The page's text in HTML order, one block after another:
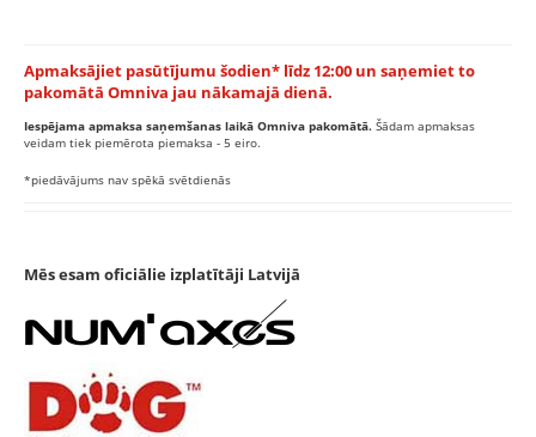
Apmaksājiet pasūtījumu šodien* līdz 12:00 un saņemiet to
pakomātā Omniva jau nākamajā dienā.
Iespējama apmaksa saņemšanas laikā Omniva pakomātā. Šādam apmaksas
veidam tiek piemērota piemaksa - 5 eiro.
*piedāvājums nav spēkā svētdienās
Mēs esam oficiālie izplatītāji Latvijā